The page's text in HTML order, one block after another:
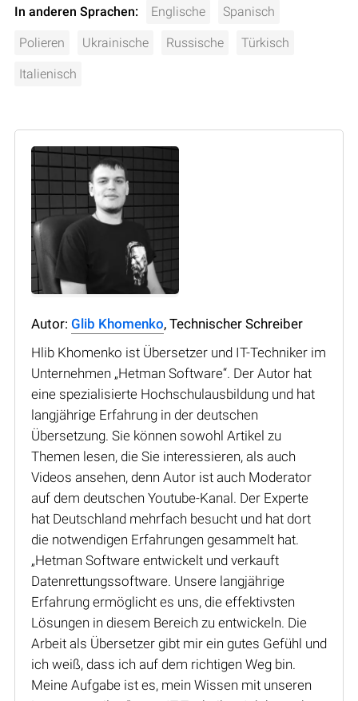
In anderen Sprachen: Englische Spanisch
Polieren Ukrainische Russische Türkisch
Italienisch
Autor: Glib Khomenko, Technischer Schreiber
Hlib Khomenko ist Übersetzer und IT-Techniker im
Unternehmen „Hetman Software“. Der Autor hat
eine spezialisierte Hochschulausbildung und hat
langjährige Erfahrung in der deutschen
Übersetzung. Sie können sowohl Artikel zu
Themen lesen, die Sie interessieren, als auch
Videos ansehen, denn Autor ist auch Moderator
auf dem deutschen Youtube-Kanal. Der Experte
hat Deutschland mehrfach besucht und hat dort
die notwendigen Erfahrungen gesammelt hat.
„Hetman Software entwickelt und verkauft
Datenrettungssoftware. Unsere langjährige
Erfahrung ermöglicht es uns, die effektivsten
Lösungen in diesem Bereich zu entwickeln. Die
Arbeit als Übersetzer gibt mir ein gutes Gefühl und
ich weiß, dass ich auf dem richtigen Weg bin.
Meine Aufgabe ist es, mein Wissen mit unseren